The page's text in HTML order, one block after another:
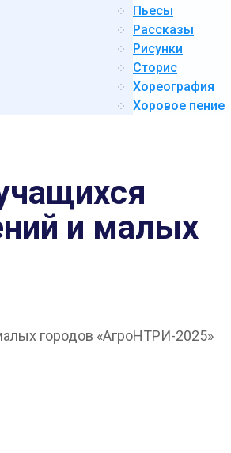
Пьесы
Рассказы
Рисунки
Сторис
Хореография
Хоровое пение
и малых